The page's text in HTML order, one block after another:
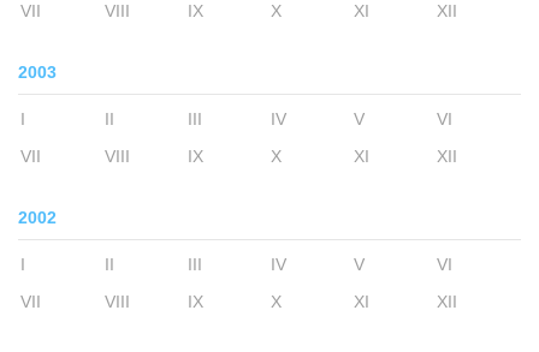
VII
VIII IX X XI XII
2003
I II III IV V
VI
VII
VIII IX X XI XII
2002
I II III IV V
VI
VII
VIII IX X XI XII